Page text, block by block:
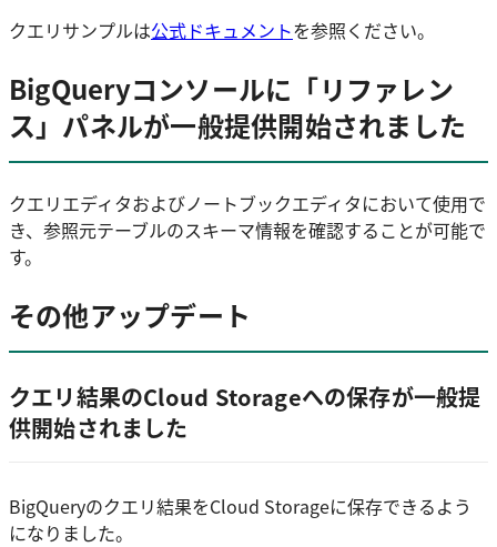
クエリサンプルは公式ドキュメントを参照ください。
BigQueryコンソールに「リファレン
ス」パネルが一般提供開始されました
クエリエディタおよびノートブックエディタにおいて使用で
き、参照元テーブルのスキーマ情報を確認することが可能で
す。
その他アップデート
クエリ結果のCloud Storageへの保存が一般提
供開始されました
BigQueryのクエリ結果をCloud Storageに保存できるよう
になりました。